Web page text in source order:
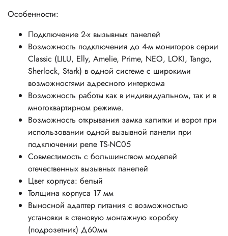
Особенности:
Подключение 2-х вызывных панелей
Возможность подключения до 4-м мониторов серии
Classic (LILU, Elly, Amelie, Prime, NEO, LOKI, Tango,
Sherlock, Stark) в одной системе с широкими
возможностями адресного интеркома
Возможность работы как в индивидуальном, так и в
многоквартирном режиме.
Возможность открывания замка калитки и ворот при
использовании одной вызывной панели при
подключении реле TS-NC05
Совместимость с большинством моделей
отечественных вызывных панелей
Цвет корпуса: белый
Толщина корпуса 17 мм
Выносной адаптер питания с возможностью
установки в стеновую монтажную коробку
(подрозетник) Д60мм